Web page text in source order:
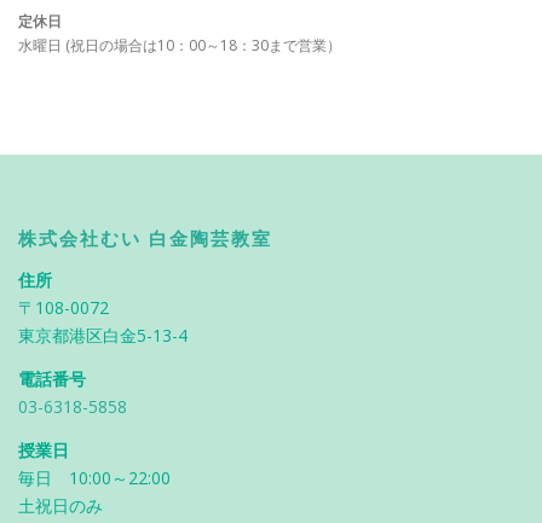
定休日
水曜日 (祝日の場合は10：00～18：30まで営業）
株式会社むい 白金陶芸教室
住所
〒108-0072
東京都港区白金5-13-4
電話番号
03-6318-5858
授業日
毎日 10:00～22:00
土祝日のみ